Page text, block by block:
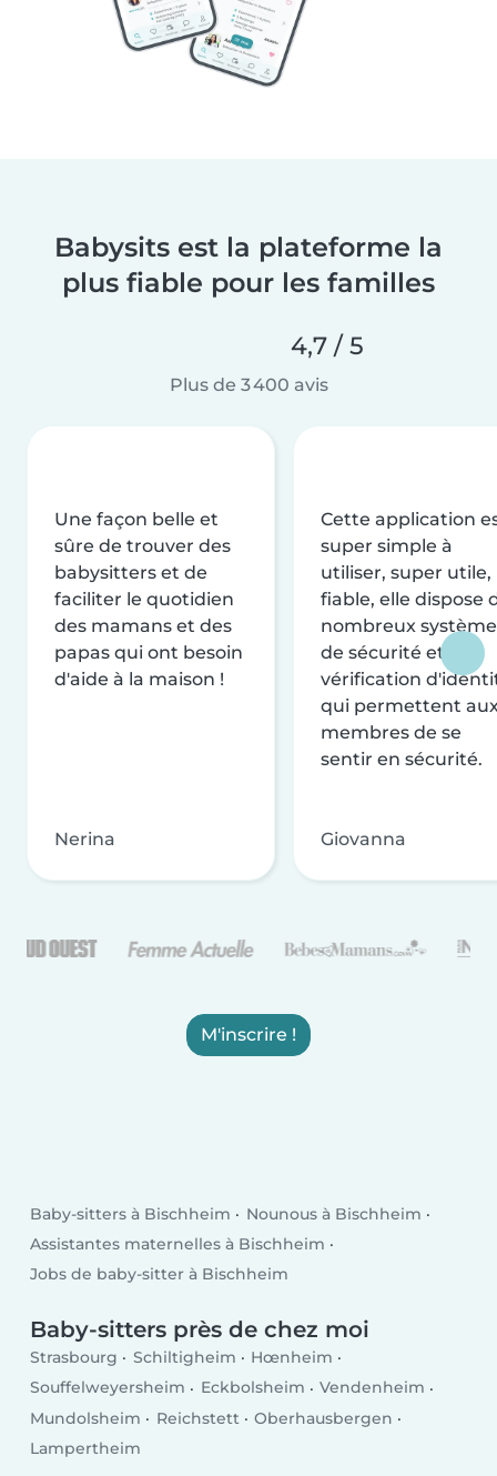
Babysits est la plateforme la
plus fiable pour les familles
4,7 / 5
Plus de 3 400 avis
Une façon belle et
sûre de trouver des
babysitters et de
faciliter le quotidien
des mamans et des
papas qui ont besoin
d'aide à la maison !
Nerina
Cette application
super simple à
utiliser, super utile,
fiable, elle dispose
nombreux
de sécurité et de
vérification
qui permettent
membres de se
sentir en sécurité.
Giovanna
M'inscrire !
Baby-sitters à Bischheim
Nounous à Bischheim
Assistantes maternelles à Bischheim
Jobs de baby-sitter à Bischheim
Baby-sitters près de chez moi
Strasbourg Schiltigheim
Hœnheim
Souffelweyersheim
Eckbolsheim
Vendenheim
Mundolsheim
Reichstett
Oberhausbergen
Lampertheim